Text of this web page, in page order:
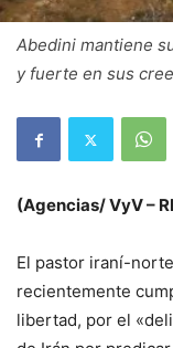
Abedini mantiene
y fuerte en sus
(Agencias/ VyV –
El pastor iraní-
recientemente
libertad, por el